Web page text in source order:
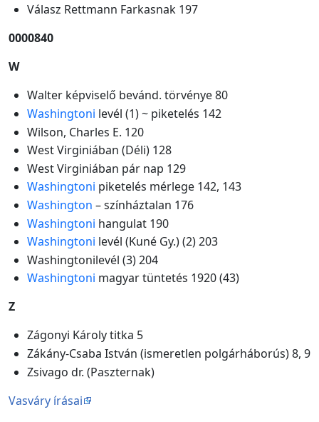
Válasz Rettmann Farkasnak 197
0000840
W
Walter képviselő bevánd. törvénye 80
Washingtoni levél (1) ~ piketelés 142
Wilson, Charles E. 120
West Virginiában (Déli) 128
West Virginiában pár nap 129
Washingtoni piketelés mérlege 142, 143
Washington – színháztalan 176
Washingtoni hangulat 190
Washingtoni levél (Kuné Gy.) (2) 203
Washingtonilevél (3) 204
Washingtoni magyar tüntetés 1920 (43)
Z
Zágonyi Károly titka 5
Zákány-Csaba István (ismeretlen polgárháborús) 8, 9
Zsivago dr. (Paszternak)
Vasváry írásai